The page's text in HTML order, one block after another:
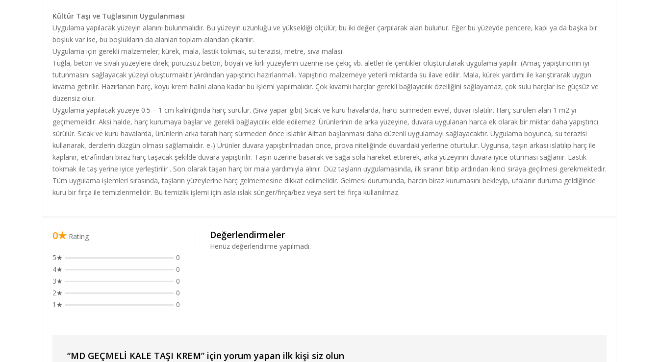
Kültür Taşı ve Tuğlasının Uygulanması
Uygulama yapılacak yüzeyin alanını bulunmalıdır. Bu yüzeyin uzunluğu ve yüksekliği ölçülür; bu iki değer çarpılarak alan bulunur. Eğer bu yüzeyde pencere, kapı ya da başka bir
boşluk var ise, bu boşlukların da alanları toplam alandan çıkarılır.
Uygulama için gerekli malzemeler; kürek, mala, lastik tokmak, su terazisi, metre, sıva malası.
Tuğla, beton ve sıvalı yüzeylere direk; pürüzsüz beton, boyalı ve kirli yüzeylerin üzerine ise çekiç vb. aletler ile çentikler oluşturularak uygulama yapılır. (Amaç yapıştırıcının iyi
tutunmasını sağlayacak yüzeyi oluşturmaktır.)Ardından yapıştırıcı hazırlanmalı. Yapıştırıcı malzemeye yeterli miktarda su ilave edilir. Mala, kürek yardımı ile karıştırarak uygun
kıvama getirilir. Hazırlanan harç, koyu krem halini alana kadar bu işlemi yapılmalıdır. Çok kıvamlı harçlar gerekli bağlayıcılık özelliğini sağlayamaz, çok sulu harçlar ise güçsüz ve
düzensiz olur.
Uygulama yapılacak yüzeye 0.5 – 1 cm kalınlığında harç sürülür. (Sıva yapar gibi) Sıcak ve kuru havalarda, harcı sürmeden evvel, duvar ıslatılır. Harç sürülen alan 1 m2 yi
geçmemelidir. Aksi halde, harç kurumaya başlar ve gerekli bağlayıcılık elde edilemez. Ürünlerinin de arka yüzeyine, duvara uygulanan harca ek olarak bir miktar daha yapıştırıcı
sürülür. Sıcak ve kuru havalarda, ürünlerin arka tarafı harç sürmeden önce ıslatılır Alttan başlanması daha düzenli uygulamayı sağlayacaktır. Uygulama boyunca, su terazisi
kullanarak, derzlerin düzgün olması sağlamalıdır. e-) Ürünler duvara yapıştırılmadan önce, prova niteliğinde duvardaki yerlerine oturtulur. Uygunsa, taşın arkası ıslatılıp harç ile
kaplanır, etrafından biraz harç taşacak şekilde duvara yapıştırılır. Taşın üzerine basarak ve sağa sola hareket ettirerek, arka yüzeyinin duvara iyice oturması sağlanır. Lastik
tokmak ile taş yerine iyice yerleştirilir . Son olarak taşan harç bir mala yardımıyla alınır. Düz taşların uygulamasında, ilk sıranın bitip ardından ikinci sıraya geçilmesi gerekmektedir.
Tüm uygulama işlemleri sırasında, taşların yüzeylerine harç gelmemesine dikkat edilmelidir. Gelmesi durumunda, harcın biraz kurumasını bekleyip, ufalanır duruma geldiğinde
kuru bir fırça ile temizlenmelidir. Bu temizlik işlemi için asla ıslak sünger/fırça/bez veya sert tel fırça kullanılmaz.
0★ Rating
5★
0
4★
0
3★
0
2★
0
1★
0
Değerlendirmeler
Henüz değerlendirme yapılmadı.
“MD GEÇMELİ KALE TAŞI KREM” için yorum yapan ilk kişi siz olun